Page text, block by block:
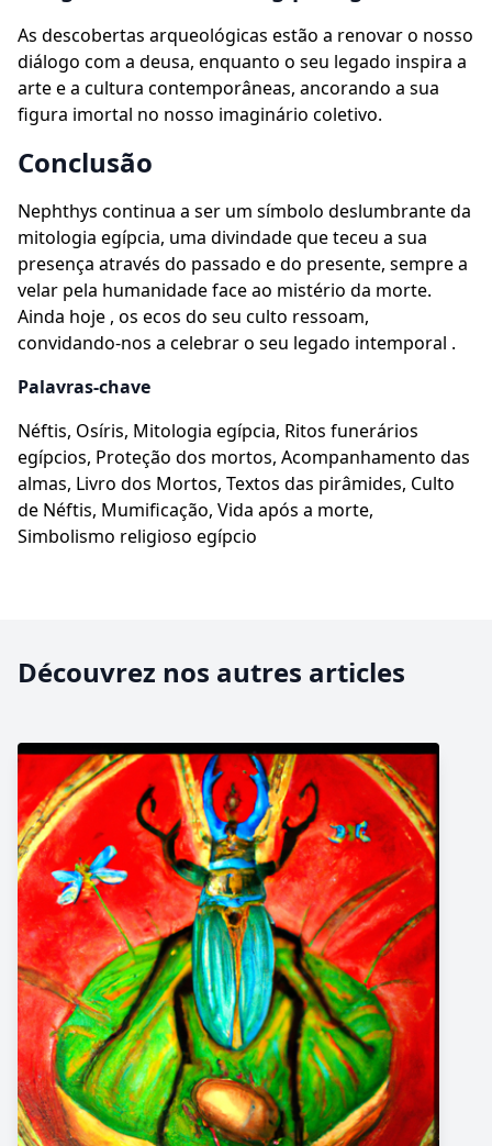
As descobertas arqueológicas estão a renovar o nosso
diálogo com a deusa, enquanto o seu legado inspira a
arte e a cultura contemporâneas, ancorando a sua
figura imortal no nosso imaginário coletivo.
Conclusão
Nephthys continua a ser um símbolo deslumbrante da
mitologia egípcia, uma divindade que teceu a sua
presença através do passado e do presente, sempre a
velar pela humanidade face ao mistério da morte.
Ainda hoje , os ecos do seu culto ressoam,
convidando-nos a celebrar o seu legado intemporal .
Palavras-chave
Néftis, Osíris, Mitologia egípcia, Ritos funerários
egípcios, Proteção dos mortos, Acompanhamento das
almas, Livro dos Mortos, Textos das pirâmides, Culto
de Néftis, Mumificação, Vida após a morte,
Simbolismo religioso egípcio
Découvrez nos autres articles